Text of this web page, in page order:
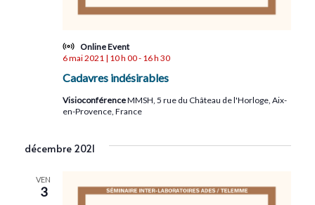
Cadavres indésirables
6 mai 2021 | 10 h 00- 16 h 30
VisioconférenceMMSH, 5 rue du Château de l'Horloge, Aix-
en-Provence, France
Online Event
décembre 2021
VEN
3